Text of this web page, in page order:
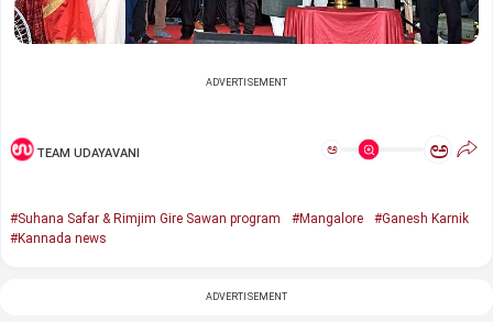
ADVERTISEMENT
TEAM UDAYAVANI ಅ ಅ
#Suhana Safar & Rimjim Gire Sawan program #Mangalore
#Ganesh Karnik
#Kannada news
ADVERTISEMENT